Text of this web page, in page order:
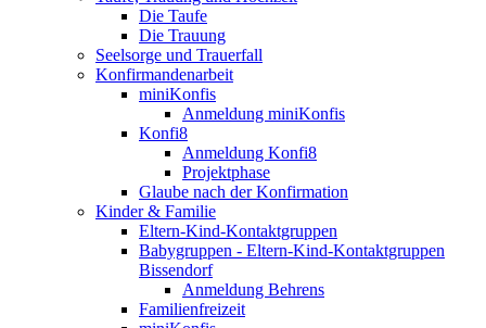
Die Taufe
Die Trauung
Seelsorge und Trauerfall
Konfirmandenarbeit
miniKonfis
Anmeldung miniKonfis
Konfi8
Anmeldung Konfi8
Projektphase
Glaube nach der Konfirmation
Kinder & Familie
Eltern-Kind-Kontaktgruppen
Babygruppen - Eltern-Kind-Kontaktgruppen
Bissendorf
Anmeldung Behrens
Familienfreizeit